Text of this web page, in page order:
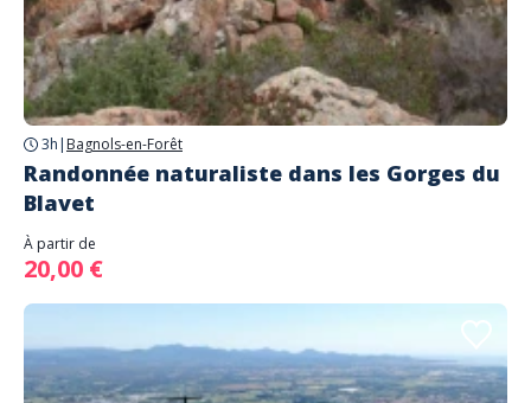
3h | Bagnols-en-Forêt
Randonnée naturaliste dans les Gorges du
Blavet
À partir de
20,00 €